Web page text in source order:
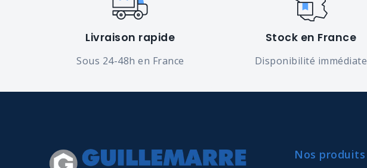
Livraison rapide
Sous 24-48h en France
Stock en France
Disponibilité immédiate
Nos produits